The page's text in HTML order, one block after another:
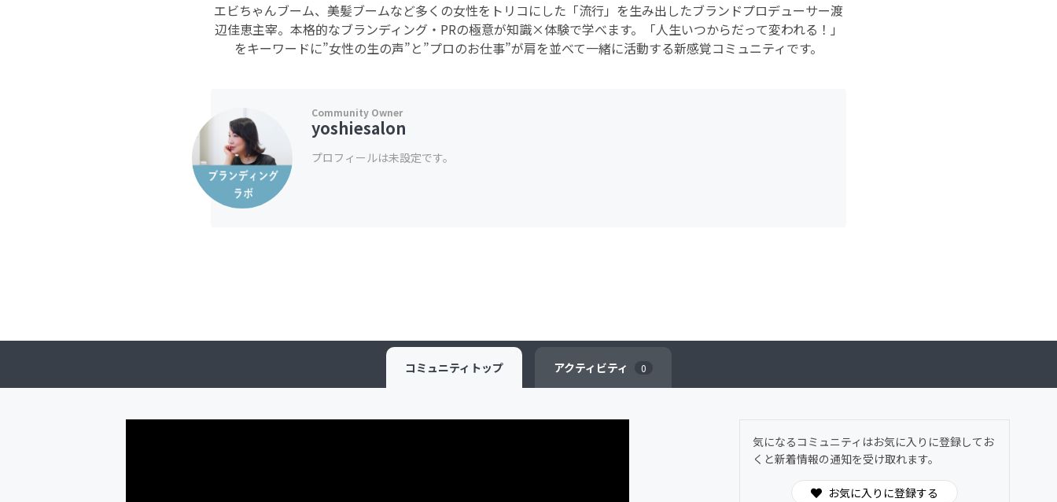
エビちゃんブーム、美髪ブームなど多くの女性をトリコにした「流行」を生み出したブランドプロデューサー渡
辺佳恵主宰。本格的なブランディング・PRの極意が知識×体験で学べます。「人生いつからだって変われる！」
をキーワードに”女性の生の声”と”プロのお仕事”が肩を並べて一緒に活動する新感覚コミュニティです。
yoshiesalon
プロフィールは未設定です。
コミュニティ トップ アクティビティ 0
気になるコミュニティはお気に入りに登録してお
くと新着情報の通知を受け取れます。
お気に入りに登録する